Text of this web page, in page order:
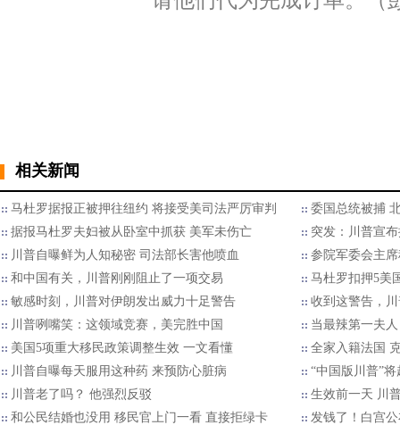
相关新闻
马杜罗据报正被押往纽约 将接受美司法严厉审判
委国总统被捕
据报马杜罗夫妇被从卧室中抓获 美军未伤亡
突发：川普宣
川普自曝鲜为人知秘密 司法部长害他喷血
参院军委会主
和中国有关，川普刚刚阻止了一项交易
马杜罗扣押5美
敏感时刻，川普对伊朗发出威力十足警告
收到这警告，
川普咧嘴笑：这领域竞赛，美完胜中国
当最辣第一夫
美国5项重大移民政策调整生效 一文看懂
全家入籍法国
川普自曝每天服用这种药 来预防心脏病
“中国版川普”
川普老了吗？ 他强烈反驳
生效前一天 川
和公民结婚也没用 移民官上门一看 直接拒绿卡
发钱了！白宫